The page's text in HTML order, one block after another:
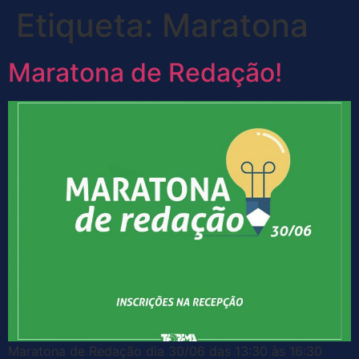
Etiqueta: Maratona
Maratona de Redação!
Maratona de Redação dia 30/06 das 13:30 às 16:30